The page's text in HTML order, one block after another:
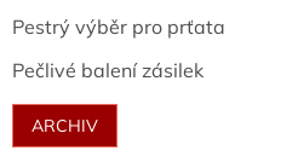
Pestrý výběr pro prťata
Pečlivé balení zásilek
ARCHIV